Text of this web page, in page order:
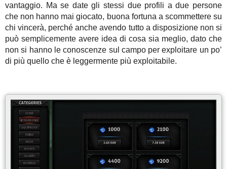
vantaggio. Ma se date gli stessi due profili a due persone
che non hanno mai giocato, buona fortuna a scommettere su
chi vincerà, perché anche avendo tutto a disposizione non si
può semplicemente avere idea di cosa sia meglio, dato che
non si hanno le conoscenze sul campo per exploitare un po’
di più quello che è leggermente più exploitabile.